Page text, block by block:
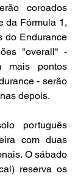
coroados
da Fórmula 1,
do Endurance
"overall" -
mais pontos
- serão
depois.
português
com duas
O sábado
reserva os